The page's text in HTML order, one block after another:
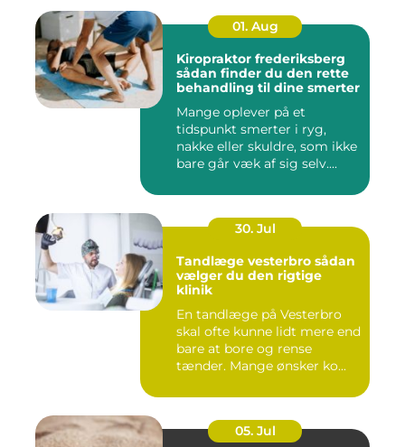
01. Aug
Kiropraktor frederiksberg
sådan finder du den rette
behandling til dine smerter
Mange oplever på et
tidspunkt smerter i ryg,
nakke eller skuldre, som ikke
bare går væk af sig selv....
30. Jul
Tandlæge vesterbro sådan
vælger du den rigtige
klinik
En tandlæge på Vesterbro
skal ofte kunne lidt mere end
bare at bore og rense
tænder. Mange ønsker ko...
05. Jul